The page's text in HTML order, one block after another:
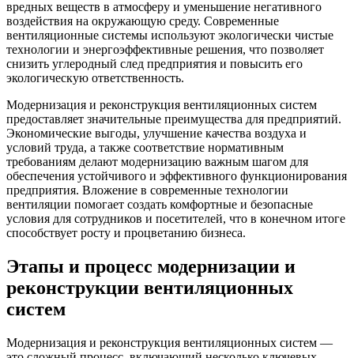
вредных веществ в атмосферу и уменьшение негативного
воздействия на окружающую среду. Современные
вентиляционные системы используют экологически чистые
технологии и энергоэффективные решения, что позволяет
снизить углеродный след предприятия и повысить его
экологическую ответственность.
Модернизация и реконструкция вентиляционных систем
предоставляет значительные преимущества для предприятий.
Экономические выгоды, улучшение качества воздуха и
условий труда, а также соответствие нормативным
требованиям делают модернизацию важным шагом для
обеспечения устойчивого и эффективного функционирования
предприятия. Вложение в современные технологии
вентиляции помогает создать комфортные и безопасные
условия для сотрудников и посетителей, что в конечном итоге
способствует росту и процветанию бизнеса.
Этапы и процесс модернизации и
реконструкции вентиляционных
систем
Модернизация и реконструкция вентиляционных систем —